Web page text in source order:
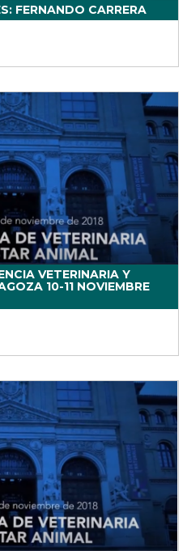
FERNANDO CARRERA
VETERINARIA Y
10-11 NOVIEMBRE